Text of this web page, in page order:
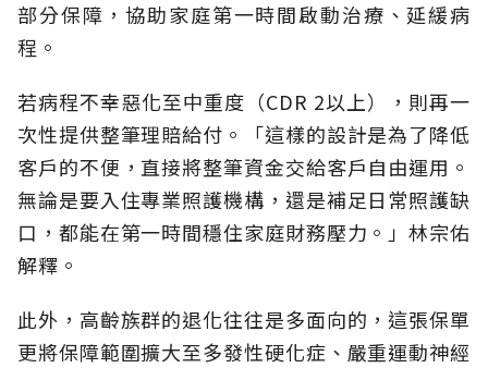
部分保障，協助家庭第一時間啟動治療、延緩病
程。
若病程不幸惡化至中重度（CDR 2以上），則再一
次性提供整筆理賠給付。「這樣的設計是為了降低
客戶的不便，直接將整筆資金交給客戶自由運用。
無論是要入住專業照護機構，還是補足日常照護缺
口，都能在第一時間穩住家庭財務壓力。」林宗佑
解釋。
此外，高齡族群的退化往往是多面向的，這張保單
更將保障範圍擴大至多發性硬化症、嚴重運動神經